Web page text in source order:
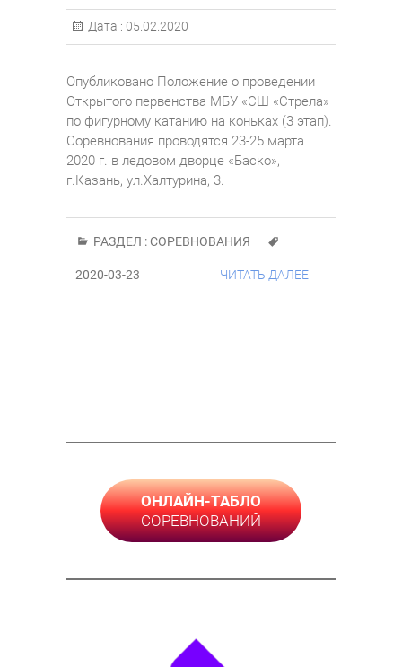
Дата : 05.02.2020
Опубликовано Положение о проведении
Открытого первенства МБУ «СШ «Стрела»
по фигурному катанию на коньках (3 этап).
Соревнования проводятся 23-25 марта
2020 г. в ледовом дворце «Баско»,
г.Казань, ул.Халтурина, 3.
РАЗДЕЛ :СОРЕВНОВАНИЯ
2020-03-23 ЧИТАТЬ ДАЛЕЕ
ОНЛАЙН-ТАБЛО
СОРЕВНОВАНИЙ